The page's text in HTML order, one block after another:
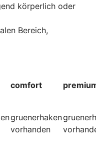
körperlich oder
Bereich,
comfort
gruenerhaken
vorhanden